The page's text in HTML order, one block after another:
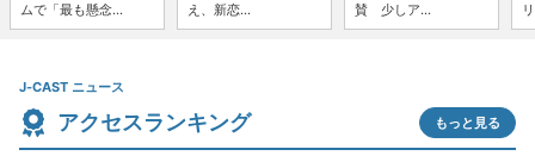
ムで「最も懸念...
え、新恋...
賛 少しア...
J-CAST ニュース
アクセスランキング もっと見る